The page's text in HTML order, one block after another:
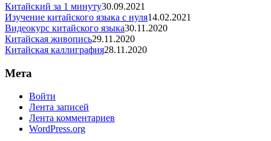
Китайский за 1 минуту30.09.2021
Изучение китайского языка с нуля14.02.2021
Видеокурс китайского языка30.11.2020
Китайская живопись29.11.2020
Китайская каллиграфия28.11.2020
Мета
Войти
Лента записей
Лента комментариев
WordPress.org